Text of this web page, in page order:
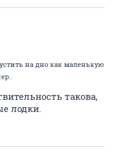
на дно как маленькую
такова,
лодки.